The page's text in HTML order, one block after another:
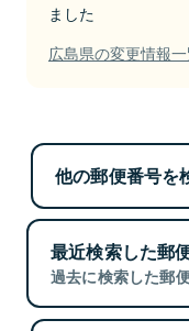
ました
広島県の変更情報
他の郵便番号を
最近検索した郵
過去に検索した郵